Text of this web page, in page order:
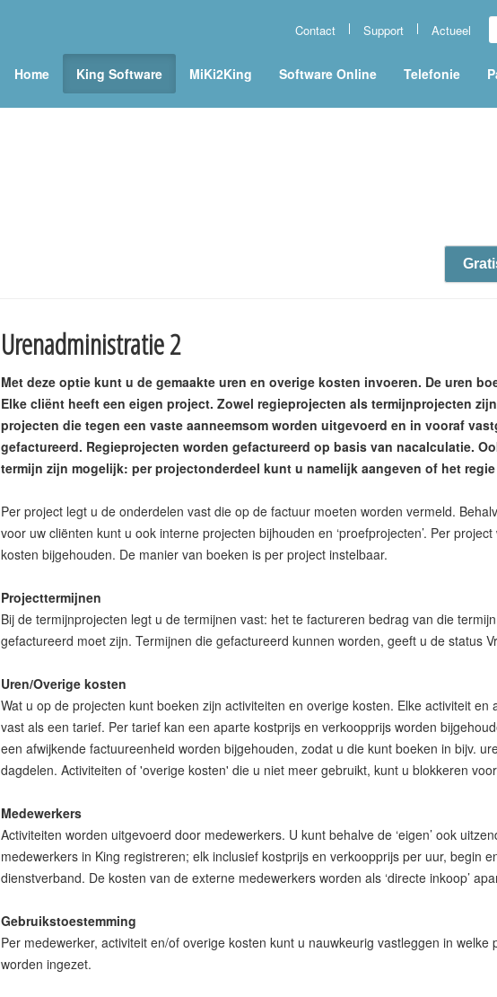
Home King Software MiKi2King Software Online Telefonie
Actueel
Support
Contact
Urenadministratie 2
Met deze optie kunt u de gemaakte uren en overige kosten invoeren. De uren
Elke cliënt heeft een eigen project. Zowel regieprojecten als termijnprojecten
projecten die tegen een vaste aanneemsom worden uitgevoerd en in vooraf
gefactureerd. Regieprojecten worden gefactureerd op basis van nacalculatie.
termijn zijn mogelijk: per projectonderdeel kunt u namelijk aangeven of het
Per project legt u de onderdelen vast die op de factuur moeten worden vermeld.
voor uw cliënten kunt u ook interne projecten bijhouden en ‘proefprojecten’. Per
kosten bijgehouden. De manier van boeken is per project instelbaar.
Projecttermijnen
Bij de termijnprojecten legt u de termijnen vast: het te factureren bedrag van die
gefactureerd moet zijn. Termijnen die gefactureerd kunnen worden, geeft u de status
Uren/Overige kosten
Wat u op de projecten kunt boeken zijn activiteiten en overige kosten. Elke activiteit en
vast als een tarief. Per tarief kan een aparte kostprijs en verkoopprijs worden
een afwijkende factuureenheid worden bijgehouden, zodat u die kunt boeken in bijv.
dagdelen. Activiteiten of 'overige kosten' die u niet meer gebruikt, kunt u blokkeren
Medewerkers
Activiteiten worden uitgevoerd door medewerkers. U kunt behalve de ‘eigen’ ook
medewerkers in King registreren; elk inclusief kostprijs en verkoopprijs per uur, begin
dienstverband. De kosten van de externe medewerkers worden als ‘directe inkoop’
Gebruikstoestemming
Per medewerker, activiteit en/of overige kosten kunt u nauwkeurig vastleggen in welke
worden ingezet.